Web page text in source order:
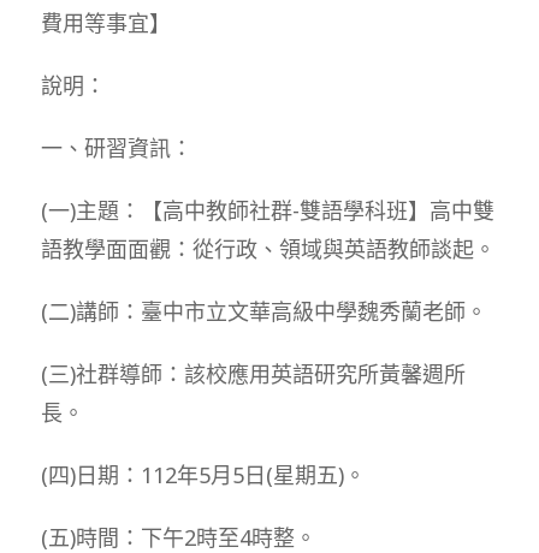
費用等事宜】
說明：
一、研習資訊：
(一)主題：【高中教師社群-雙語學科班】高中雙
語教學面面觀：從行政、領域與英語教師談起。
(二)講師：臺中市立文華高級中學魏秀蘭老師。
(三)社群導師：該校應用英語研究所黃馨週所
長。
(四)日期：112年5月5日(星期五)。
(五)時間：下午2時至4時整。